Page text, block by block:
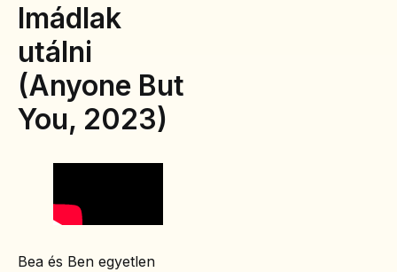
Imádlak
utálni
(Anyone But
You, 2023)
Bea és Ben egyetlen